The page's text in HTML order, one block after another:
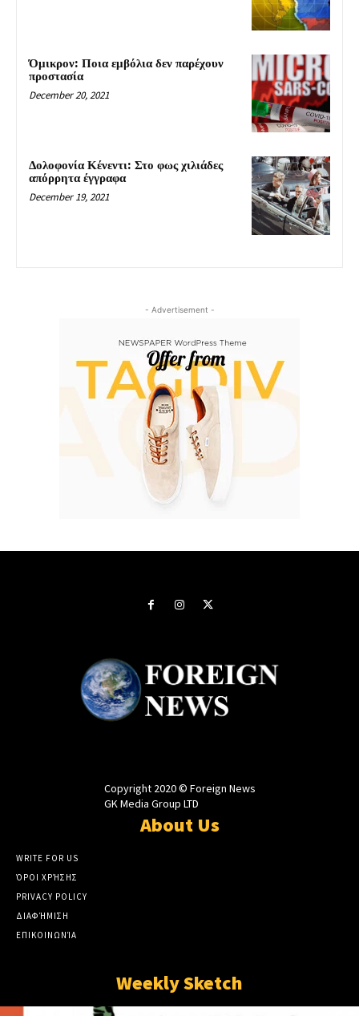
Όμικρον: Ποια εμβόλια δεν παρέχουν
προστασία
December 20, 2021
Δολοφονία Κένεντι: Στο φως χιλιάδες
απόρρητα έγγραφα
December 19, 2021
- Advertisement -
Copyright 2020 © Foreign News
GK Media Group LTD
About Us
WRITE FOR US
ΌΡΟΙ ΧΡΉΣΗΣ
PRIVACY POLICY
ΔΙΑΦΉΜΙΣΗ
ΕΠΙΚΟΙΝΩΝΊΑ
Weekly Sketch